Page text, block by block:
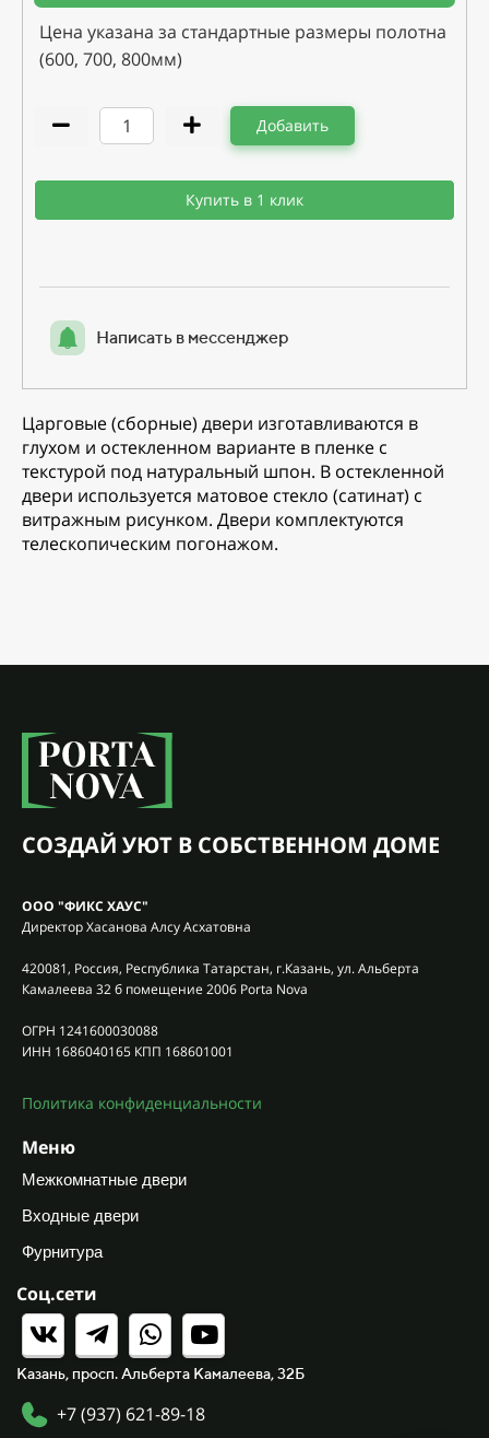
Цена указана за стандартные размеры полотна
(600, 700, 800мм)
Добавить
Купить в 1 клик
Написать в мессенджер
Царговые (сборные) двери изготавливаются в
глухом и остекленном варианте в пленке с
текстурой под натуральный шпон. В остекленной
двери используется матовое стекло (сатинат) с
витражным рисунком. Двери комплектуются
телескопическим погонажом.
СОЗДАЙ УЮТ В СОБСТВЕННОМ ДОМЕ
ООО "ФИКС ХАУС"
Директор Хасанова Алсу Асхатовна
420081, Россия, Республика Татарстан, г.Казань, ул. Альберта
Камалеева 32 б помещение 2006 Porta Nova
ОГРН 1241600030088
ИНН 1686040165 КПП 168601001
Политика конфиденциальности
Меню
Межкомнатные двери
Входные двери
Фурнитура
Соц.сети
Казань, просп. Альберта Камалеева, 32Б
+7 (937) 621-89-18